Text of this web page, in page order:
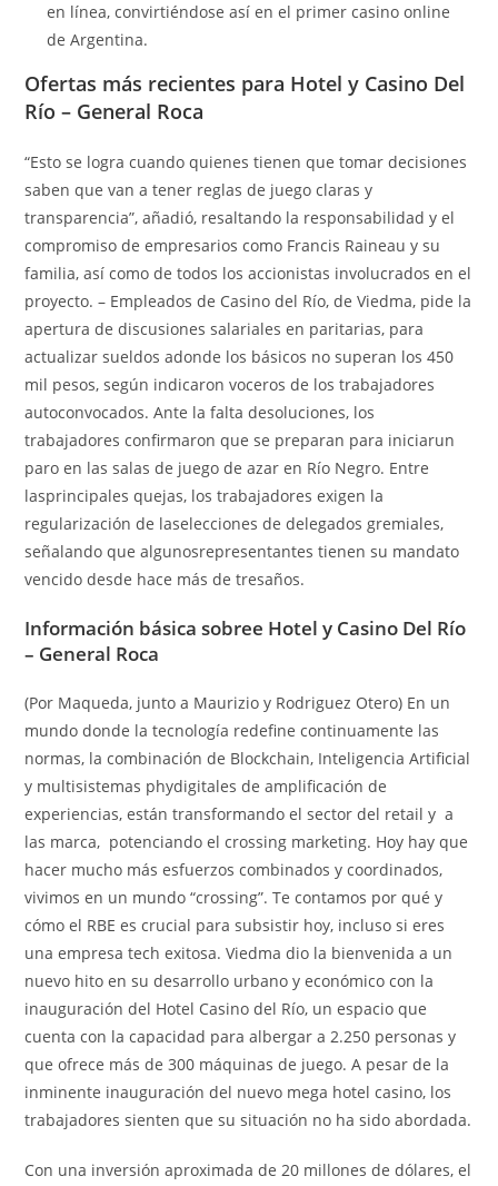
en línea, convirtiéndose así en el primer casino online
de Argentina.
Ofertas más recientes para Hotel y Casino Del
Río – General Roca
“Esto se logra cuando quienes tienen que tomar decisiones
saben que van a tener reglas de juego claras y
transparencia”, añadió, resaltando la responsabilidad y el
compromiso de empresarios como Francis Raineau y su
familia, así como de todos los accionistas involucrados en el
proyecto. – Empleados de Casino del Río, de Viedma, pide la
apertura de discusiones salariales en paritarias, para
actualizar sueldos adonde los básicos no superan los 450
mil pesos, según indicaron voceros de los trabajadores
autoconvocados. Ante la falta desoluciones, los
trabajadores confirmaron que se preparan para iniciarun
paro en las salas de juego de azar en Río Negro. Entre
lasprincipales quejas, los trabajadores exigen la
regularización de laselecciones de delegados gremiales,
señalando que algunosrepresentantes tienen su mandato
vencido desde hace más de tresaños.
Información básica sobree Hotel y Casino Del Río
– General Roca
(Por Maqueda, junto a Maurizio y Rodriguez Otero) En un
mundo donde la tecnología redefine continuamente las
normas, la combinación de Blockchain, Inteligencia Artificial
y multisistemas phydigitales de amplificación de
experiencias, están transformando el sector del retail y a
las marca, potenciando el crossing marketing. Hoy hay que
hacer mucho más esfuerzos combinados y coordinados,
vivimos en un mundo “crossing”. Te contamos por qué y
cómo el RBE es crucial para subsistir hoy, incluso si eres
una empresa tech exitosa. Viedma dio la bienvenida a un
nuevo hito en su desarrollo urbano y económico con la
inauguración del Hotel Casino del Río, un espacio que
cuenta con la capacidad para albergar a 2.250 personas y
que ofrece más de 300 máquinas de juego. A pesar de la
inminente inauguración del nuevo mega hotel casino, los
trabajadores sienten que su situación no ha sido abordada.
Con una inversión aproximada de 20 millones de dólares, el